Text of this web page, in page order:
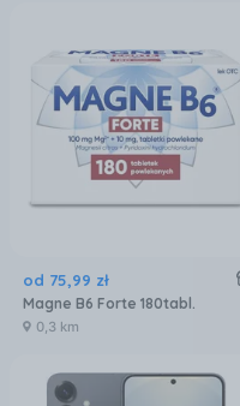
od 75,99 zł
Magne B6 Forte 180tabl.
0,3 km